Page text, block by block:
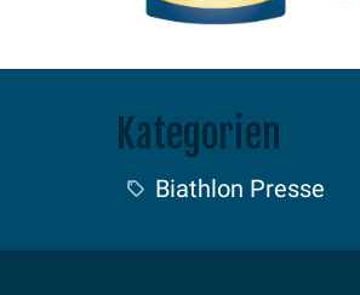
Kategorien
Biathlon Presse